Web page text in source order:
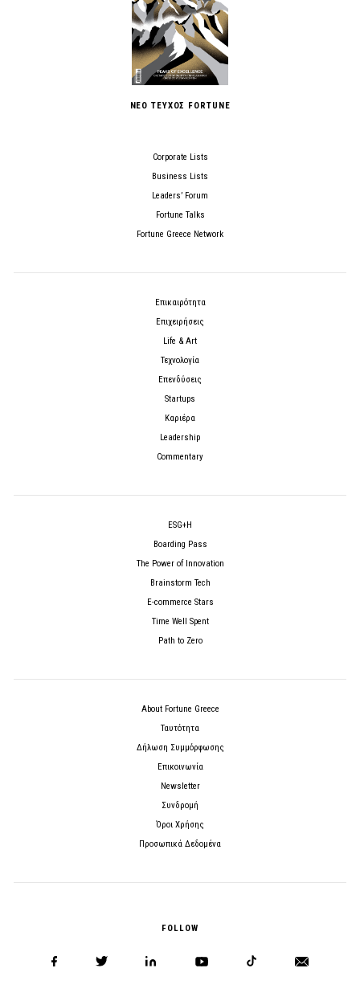
ΝΕΟ ΤΕΥΧΟΣ FORTUNE
Corporate Lists
Business Lists
Leaders’ Forum
Fortune Talks
Fortune Greece Network
Επικαιρότητα
Επιχειρήσεις
Life & Art
Τεχνολογία
Επενδύσεις
Startups
Καριέρα
Leadership
Commentary
ESG+H
Boarding Pass
The Power of Innovation
Brainstorm Tech
E-commerce Stars
Time Well Spent
Path to Zero
About Fortune Greece
Ταυτότητα
Δήλωση Συμμόρφωσης
Επικοινωνία
Newsletter
Συνδρομή
Όροι Χρήσης
Προσωπικά Δεδομένα
FOLLOW